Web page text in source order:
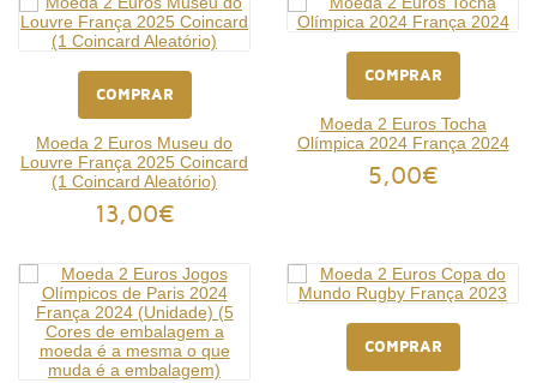
COMPRAR
Moeda 2 Euros Museu do
Louvre França 2025 Coincard
(1 Coincard Aleatório)
13,00€
COMPRAR
Moeda 2 Euros Tocha
Olímpica 2024 França 2024
5,00€
COMPRAR